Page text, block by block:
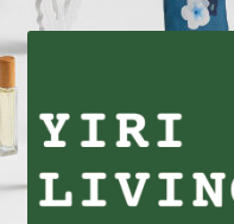
跳
覽
跳
要
容